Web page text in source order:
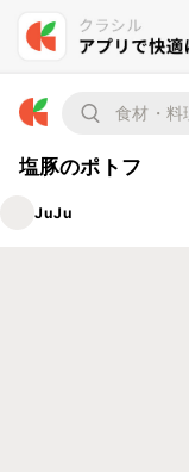
塩豚のポトフ
JuJu